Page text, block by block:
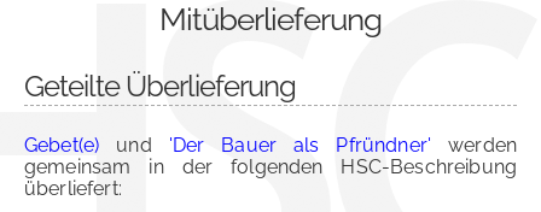
Mitüberlieferung
Geteilte Überlieferung
Gebet(e) und 'Der Bauer als Pfründner' werden
gemeinsam in der folgenden HSC-Beschreibung
überliefert: